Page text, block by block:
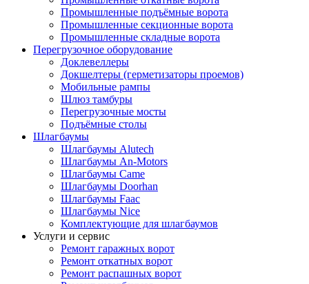
Промышленные подъёмные ворота
Промышленные секционные ворота
Промышленные складные ворота
Перегрузочное оборудование
Доклевеллеры
Докшелтеры (герметизаторы проемов)
Мобильные рампы
Шлюз тамбуры
Перегрузочные мосты
Подъёмные столы
Шлагбаумы
Шлагбаумы Alutech
Шлагбаумы An-Motors
Шлагбаумы Came
Шлагбаумы Doorhan
Шлагбаумы Faac
Шлагбаумы Nice
Комплектующие для шлагбаумов
Услуги и сервис
Ремонт гаражных ворот
Ремонт откатных ворот
Ремонт распашных ворот